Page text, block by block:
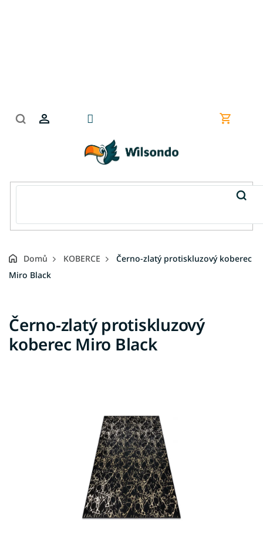
Nákupní
Domů KOBERCE
Černo-zlatý protiskluzový koberec
Miro Black
Černo-zlatý protiskluzový
koberec Miro Black